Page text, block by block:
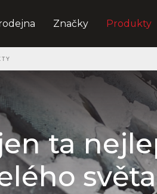
Značky Produkty
ta
světa